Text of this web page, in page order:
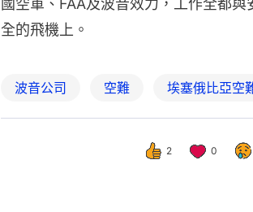
全的飛機上。
波音公司 空難 埃塞俄比亞空
2 0